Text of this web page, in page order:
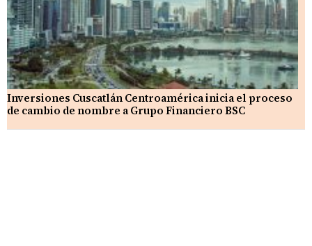
Inversiones Cuscatlán Centroamérica inicia el proceso
de cambio de nombre a Grupo Financiero BSC